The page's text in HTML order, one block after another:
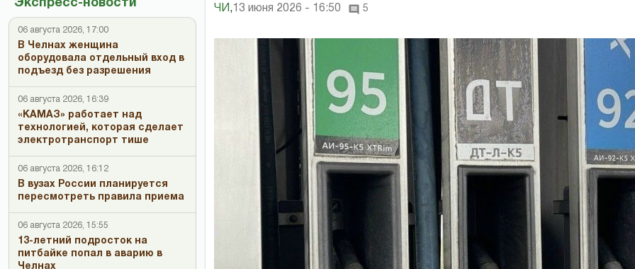
Экспресс-новости
06 августа 2026, 17:00
В Челнах женщина
оборудовала отдельный вход в
подъезд без разрешения
06 августа 2026, 16:39
«КАМАЗ» работает над
технологией, которая сделает
электротранспорт тише
06 августа 2026, 16:12
В вузах России планируется
пересмотреть правила приема
06 августа 2026, 15:55
13-летний подросток на
питбайке попал в аварию в
Челнах
ЧИ , 13 июня 2026 - 16:50 5